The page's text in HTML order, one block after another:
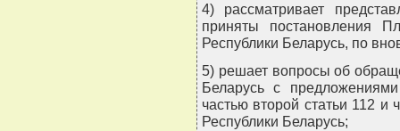
4) рассматривает
приняты постановления
Республики Беларусь, по
5) решает вопросы об
Беларусь с
частью второй статьи 112 и
Республики Беларусь;